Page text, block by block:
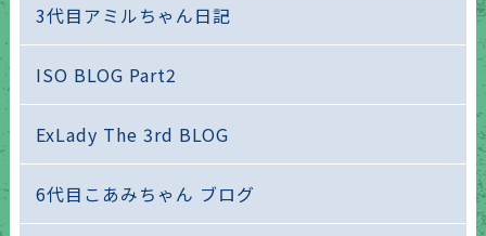
3代目アミルちゃん日記
ISO BLOG Part2
ExLady The 3rd BLOG
6代目こあみちゃん ブログ